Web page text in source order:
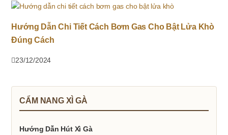
Hướng Dẫn Chi Tiết Cách Bơm Gas Cho Bật Lửa Khò
Đúng Cách
23/12/2024
CẨM NANG XÌ GÀ
Hướng Dẫn Hút Xì Gà